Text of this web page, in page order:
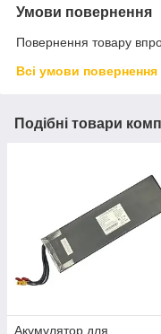
Умови повернення
Повернення товару
Всі умови повернення
Подібні товари
Акумулятор для